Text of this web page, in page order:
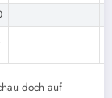
doch auf